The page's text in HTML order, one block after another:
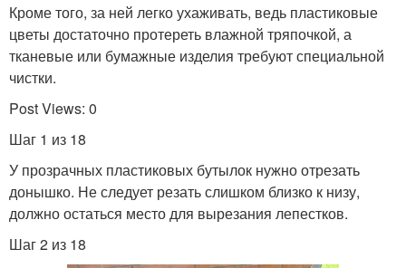
Кроме того, за ней легко ухаживать, ведь пластиковые
цветы достаточно протереть влажной тряпочкой, а
тканевые или бумажные изделия требуют специальной
чистки.
Post Views: 0
Шаг 1 из 18
У прозрачных пластиковых бутылок нужно отрезать
донышко. Не следует резать слишком близко к низу,
должно остаться место для вырезания лепестков.
Шаг 2 из 18